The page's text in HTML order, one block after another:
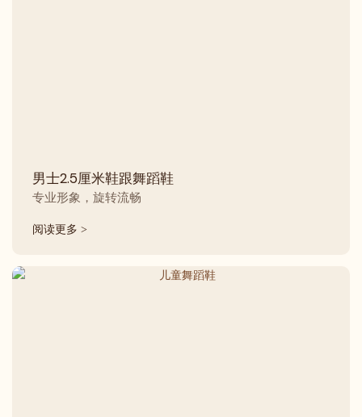
男士2.5厘米鞋跟舞蹈鞋
专业形象，旋转流畅
阅读更多 >